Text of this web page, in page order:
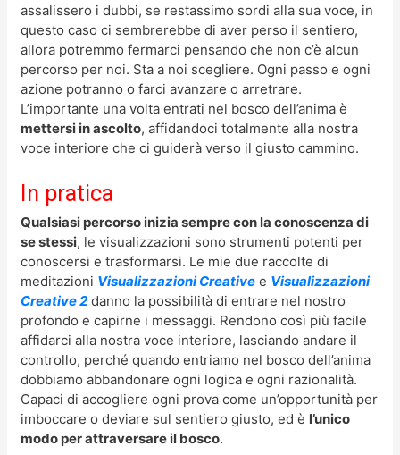
assalissero i dubbi, se restassimo sordi alla sua voce, in
questo caso ci sembrerebbe di aver perso il sentiero,
allora potremmo fermarci pensando che non c’è alcun
percorso per noi. Sta a noi scegliere. Ogni passo e ogni
azione potranno o farci avanzare o arretrare.
L’importante una volta entrati nel bosco dell’anima è
mettersi in ascolto, affidandoci totalmente alla nostra
voce interiore che ci guiderà verso il giusto cammino.
In pratica
Qualsiasi percorso inizia sempre con la conoscenza di
se stessi, le visualizzazioni sono strumenti potenti per
conoscersi e trasformarsi. Le mie due raccolte di
meditazioni Visualizzazioni Creative e Visualizzazioni
Creative 2 danno la possibilità di entrare nel nostro
profondo e capirne i messaggi. Rendono così più facile
affidarci alla nostra voce interiore, lasciando andare il
controllo, perché quando entriamo nel bosco dell’anima
dobbiamo abbandonare ogni logica e ogni razionalità.
Capaci di accogliere ogni prova come un’opportunità per
imboccare o deviare sul sentiero giusto, ed è l’unico
modo per attraversare il bosco.